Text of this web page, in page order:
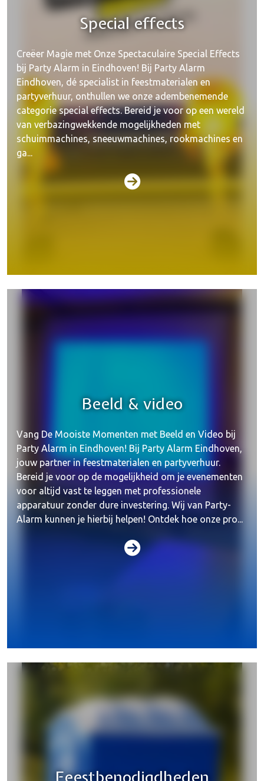
Special effects
Creëer Magie met Onze Spectaculaire Special Effects
bij Party Alarm in Eindhoven! Bij Party Alarm
Eindhoven, dé specialist in feestmaterialen en
partyverhuur, onthullen we onze adembenemende
categorie special effects. Bereid je voor op een wereld
van verbazingwekkende mogelijkheden met
schuimmachines, sneeuwmachines, rookmachines en
ga...
Beeld & video
Vang De Mooiste Momenten met Beeld en Video bij
Party Alarm in Eindhoven! Bij Party Alarm Eindhoven,
jouw partner in feestmaterialen en partyverhuur.
Bereid je voor op de mogelijkheid om je evenementen
voor altijd vast te leggen met professionele
apparatuur zonder dure investering. Wij van Party-
Alarm kunnen je hierbij helpen! Ontdek hoe onze pro...